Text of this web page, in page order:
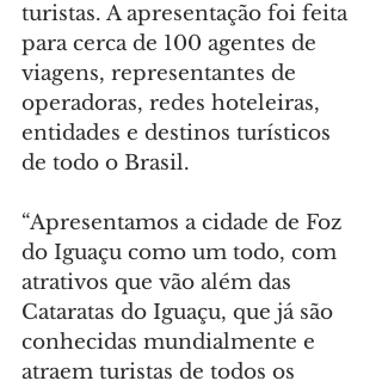
turistas. A apresentação foi feita
para cerca de 100 agentes de
viagens, representantes de
operadoras, redes hoteleiras,
entidades e destinos turísticos
de todo o Brasil.
“Apresentamos a cidade de Foz
do Iguaçu como um todo, com
atrativos que vão além das
Cataratas do Iguaçu, que já são
conhecidas mundialmente e
atraem turistas de todos os